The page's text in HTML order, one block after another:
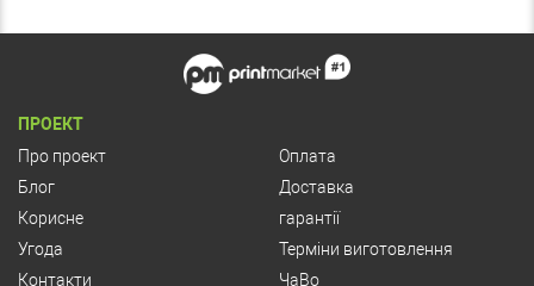
ПРОЕКТ
Про проект
Блог
Корисне
Угода
Контакти
Оплата
Доставка
гарантії
Терміни виготовлення
ЧаВо